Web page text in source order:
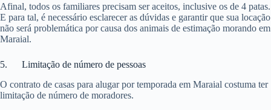
Afinal, todos os familiares precisam ser aceitos, inclusive os de 4 patas.
E para tal, é necessário esclarecer as dúvidas e garantir que sua locação
não será problemática por causa dos animais de estimação morando em
Maraial.
5. Limitação de número de pessoas
O contrato de casas para alugar por temporada em Maraial costuma ter
limitação de número de moradores.